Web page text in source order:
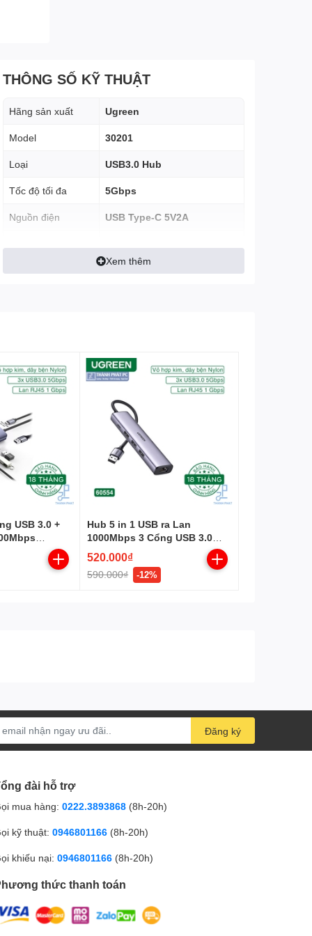
THÔNG SỐ KỸ THUẬT
Hãng sản xuất Ugreen
Model 30201
Loại USB3.0 Hub
Tốc độ tối đa 5Gbps
Nguồn điện USB Type-C 5V2A
Chất liệu
Xem thêm
USB 3.0 +
Hub 5 in 1 USB ra Lan
1000Mbps 3 Cổng USB 3.0
Ugreen 60554
520.000₫
590.000₫ -12%
Đăng ký
đài hỗ trợ
mua hàng: 0222.3893868 (8h-20h)
kỹ thuật: 0946801166 (8h-20h)
khiếu nại: 0946801166 (8h-20h)
thức thanh toán